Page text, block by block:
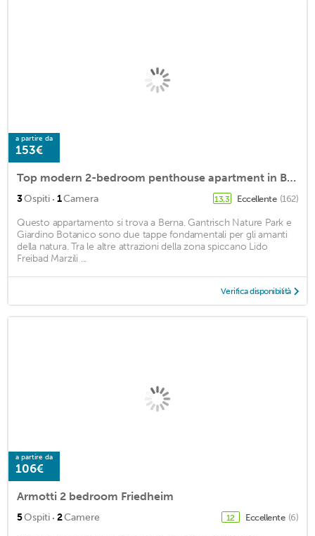
a partire da
153€
Top modern 2-bedroom penthouse apartment in Bern - Beautiful flat roof in Berne City
3Ospiti · 1Camera 13,3 Eccellente (162)
Questo appartamento si trova a Berna. Gantrisch Nature Park e
Giardino Botanico sono due tappe fondamentali per gli amanti
della natura. Tra le altre attrazioni della zona spiccano Lido
Freibad Marzili ...
Verifica disponibilità
a partire da
106€
Armotti 2 bedroom Friedheim
5Ospiti · 2Camere 12 Eccellente (6)